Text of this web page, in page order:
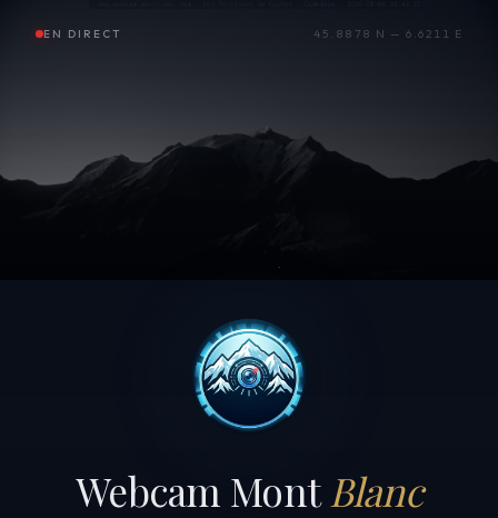
EN DIRECT 45.8878 N — 6.6211 E
Webcam Mont Blanc